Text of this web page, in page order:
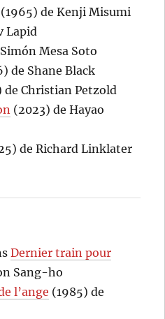
(1965) de Kenji Misumi
Lapid
Mesa Soto
de Shane Black
de Christian Petzold
(2023) de Hayao
de Richard Linklater
Dernier train pour
Sang-ho
l’ange (1985) de